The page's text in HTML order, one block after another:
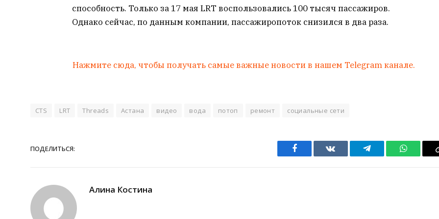
способность. Только за 17 мая LRT воспользовались 100 тысяч пассажиров.
Однако сейчас, по данным компании, пассажиропоток снизился в два раза.
Нажмите сюда, чтобы получать самые важные новости в нашем Telegram канале.
CTS LRT Threads Астана видео вода потоп ремонт социальные сети
ПОДЕЛИТЬСЯ:
Facebook VKontakteTelegram
Алина Костина